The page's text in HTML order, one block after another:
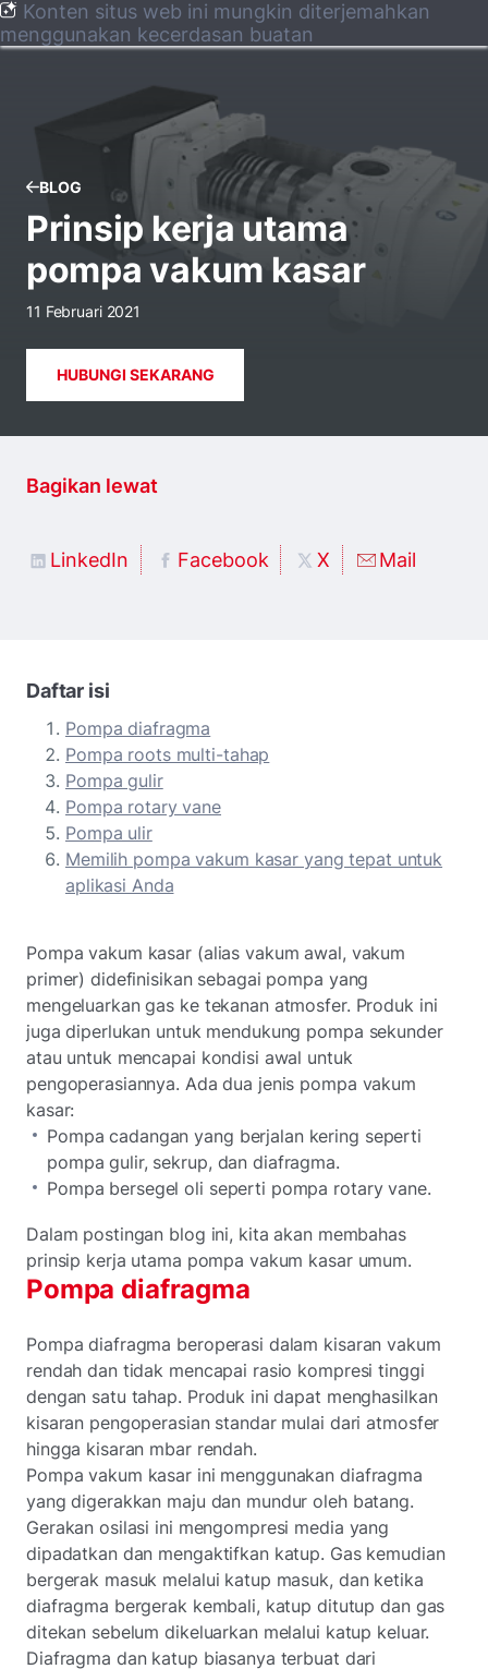
Konten situs web ini mungkin diterjemahkan
menggunakan kecerdasan buatan
BLOG
Prinsip kerja utama
pompa vakum kasar
11 Februari 2021
HUBUNGI SEKARANG
Bagikan lewat
LinkedIn Facebook X Mail
Daftar isi
Pompa diafragma
Pompa roots multi-tahap
Pompa gulir
Pompa rotary vane
Pompa ulir
Memilih pompa vakum kasar yang tepat untuk
aplikasi Anda
Pompa vakum kasar (alias vakum awal, vakum
primer) didefinisikan sebagai pompa yang
mengeluarkan gas ke tekanan atmosfer. Produk ini
juga diperlukan untuk mendukung pompa sekunder
atau untuk mencapai kondisi awal untuk
pengoperasiannya. Ada dua jenis pompa vakum
kasar:
Pompa cadangan yang berjalan kering seperti
pompa gulir, sekrup, dan diafragma.
Pompa bersegel oli seperti pompa rotary vane.
Dalam postingan blog ini, kita akan membahas
prinsip kerja utama pompa vakum kasar umum.
Pompa diafragma
Pompa diafragma beroperasi dalam kisaran vakum
rendah dan tidak mencapai rasio kompresi tinggi
dengan satu tahap. Produk ini dapat menghasilkan
kisaran pengoperasian standar mulai dari atmosfer
hingga kisaran mbar rendah.
Pompa vakum kasar ini menggunakan diafragma
yang digerakkan maju dan mundur oleh batang.
Gerakan osilasi ini mengompresi media yang
dipadatkan dan mengaktifkan katup. Gas kemudian
bergerak masuk melalui katup masuk, dan ketika
diafragma bergerak kembali, katup ditutup dan gas
ditekan sebelum dikeluarkan melalui katup keluar.
Diafragma dan katup biasanya terbuat dari